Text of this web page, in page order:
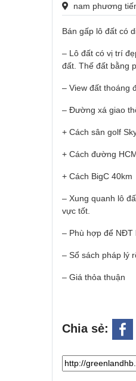
nam phương
Bán gấp lô đất có
– Lô đất có vị trí
đất. Thế đất bằng
– View đất thoáng
– Đường xá giao
+ Cách sân golf
+ Cách đường
+ Cách BigC 40km
– Xung quanh lô
vực tốt.
– Phù hợp để NĐT
– Sổ sách pháp lý
– Giá thỏa thuận
Chia sẻ: